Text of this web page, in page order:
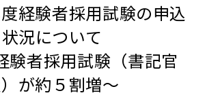
経験者採用試験の申込
状況について
験者採用試験（書記官
が約５割増～